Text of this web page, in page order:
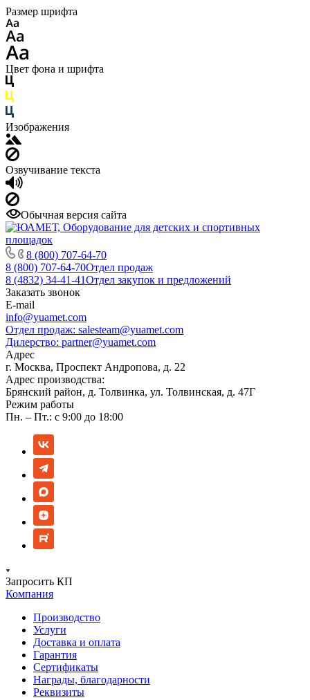
Размер шрифта
Цвет фона и шрифта
Изображения
Озвучивание текста
Обычная версия сайта
8 (800) 707-64-70
8 (800) 707-64-70Отдел продаж
8 (4832) 34-41-41Отдел закупок и предложений
Заказать звонок
E-mail
info@yuamet.com
Отдел продаж: salesteam@yuamet.com
Дилерство: partner@yuamet.com
Адрес
г. Москва, Проспект Андропова, д. 22
Адрес производства:
Брянский район, д. Толвинка, ул. Толвинская, д. 47Г
Режим работы
Пн. – Пт.: с 9:00 до 18:00
Запросить КП
Компания
Производство
Услуги
Доставка и оплата
Гарантия
Сертификаты
Награды, благодарности
Реквизиты